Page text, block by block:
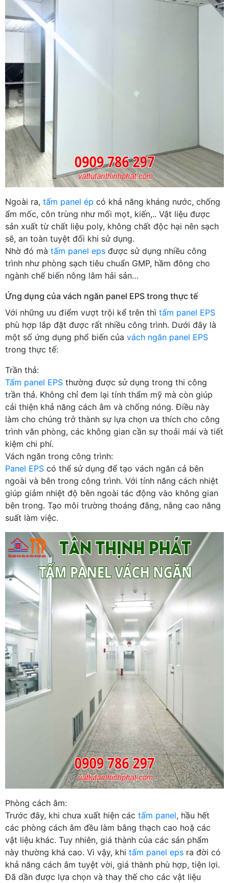
Ngoài ra, tấm panel ép có khả năng kháng nước, chống
ẩm mốc, côn trùng như mối mọt, kiến,.. Vật liệu được
sản xuất từ chất liệu poly, không chất độc hại nên sạch
sẽ, an toàn tuyệt đối khi sử dụng.
Nhờ đó mà tấm panel eps được sử dụng nhiều công
trình như phòng sạch tiêu chuẩn GMP, hầm đông cho
ngành chế biến nông lâm hải sản…
Ứng dụng của vách ngăn panel EPS trong thực tế
Với những ưu điểm vượt trội kể trên thì tấm panel EPS
phù hợp lắp đặt được rất nhiều công trình. Dưới đây là
một số ứng dụng phổ biến của vách ngăn panel EPS
trong thực tế:
Trần thả:
Tấm panel EPS thường được sử dụng trong thi công
trần thả. Không chỉ đem lại tính thẩm mỹ mà còn giúp
cải thiện khả năng cách âm và chống nóng. Điều này
làm cho chúng trở thành sự lựa chọn ưa thích cho công
trình văn phòng, các không gian cần sự thoải mái và tiết
kiệm chi phí.
Vách ngăn trong công trình:
Panel EPS có thể sử dụng để tạo vách ngăn cả bên
ngoài và bên trong công trình. Với tính năng cách nhiệt
giúp giảm nhiệt độ bên ngoài tác động vào không gian
bên trong. Tạo môi trường thoáng đãng, nâng cao năng
suất làm việc.
Phòng cách âm:
Trước đây, khi chưa xuất hiện các tấm panel, hầu hết
các phòng cách âm đều làm bằng thạch cao hoặ các
vật liệu khác. Tuy nhiên, giá thành của các sản phẩm
này thường khá cao. Vì vậy, khi tấm panel eps ra đời có
khả năng cách âm tuyệt vời, giá thành phù hợp, tiện lợi.
Đã dần được lựa chọn và thay thế cho các vật liệu